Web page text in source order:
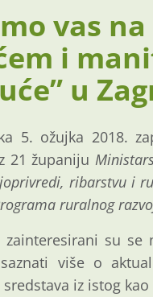
vas
i
u
5. ožujka 2018.
21 županiju
ribarstvu i
ruralnog
su
više o
iz istog